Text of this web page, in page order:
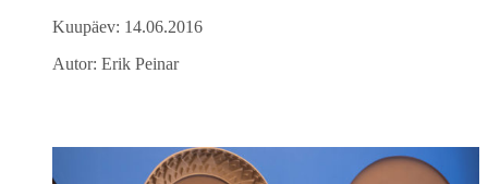
Kuupäev: 14.06.2016
Autor: Erik Peinar